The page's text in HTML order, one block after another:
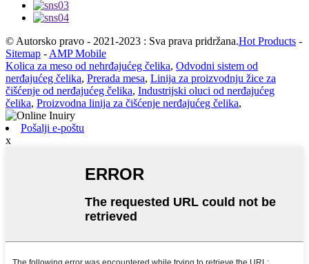
© Autorsko pravo - 2021-2023 : Sva prava pridržana.Hot Products -
Sitemap -AMP Mobile
Kolica za meso od nehrđajućeg čelika, Odvodni sistem od
nerđajućeg čelika, Prerada mesa, Linija za proizvodnju žice za
čišćenje od nerđajućeg čelika, Industrijski oluci od nerđajućeg
čelika, Proizvodna linija za čišćenje nerđajućeg čelika,
Pošalji e-poštu
x